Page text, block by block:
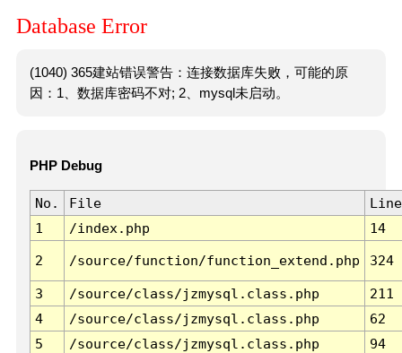
Database Error
(1040) 365建站错误警告：连接数据库失败，可能的原
因：1、数据库密码不对; 2、mysql未启动。
PHP Debug
No. File
Line
1
/index.php 14
2 /source/function/function_extend.php 324
3 /source/class/jzmysql.class.php
211
4
/source/class/jzmysql.class.php
62
5
/source/class/jzmysql.class.php
94